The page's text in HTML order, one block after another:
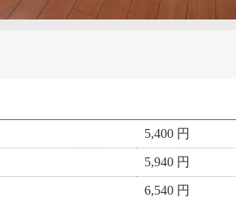
5,400 円
5,940 円
6,540 円